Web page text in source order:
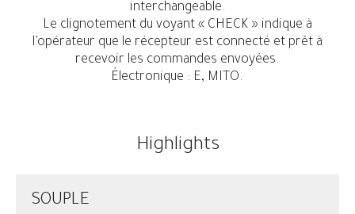
interchangeable.
Le clignotement du voyant « CHECK » indique à
l’opérateur que le récepteur est connecté et prêt à
recevoir les commandes envoyées.
Électronique : E, MITO.
Highlights
SOUPLE